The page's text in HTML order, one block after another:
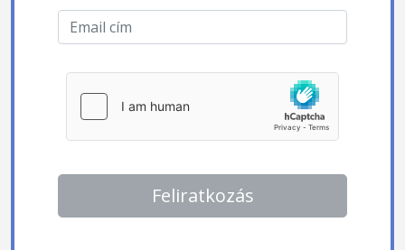
Feliratkozás